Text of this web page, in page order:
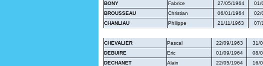
BONY
Fabrice 27/05/1964 01/
BROUSSEAU
Christian 06/01/1964 02/
CHANLIAU
Philippe 21/11/1963 07/
CHEVALIER Pascal 22/09/1963 31/
DEBUIRE
Eric 01/09/1964 08/
DECHANET
Alain 22/05/1964 16/